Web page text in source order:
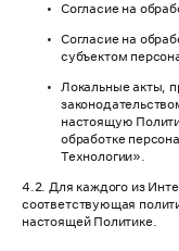
Согласие на
Согласие на
субъектом
Локальные акты,
настоящую
обработке
Технологии».
4.2. Для каждого из
соответствующая
настоящей Политике.